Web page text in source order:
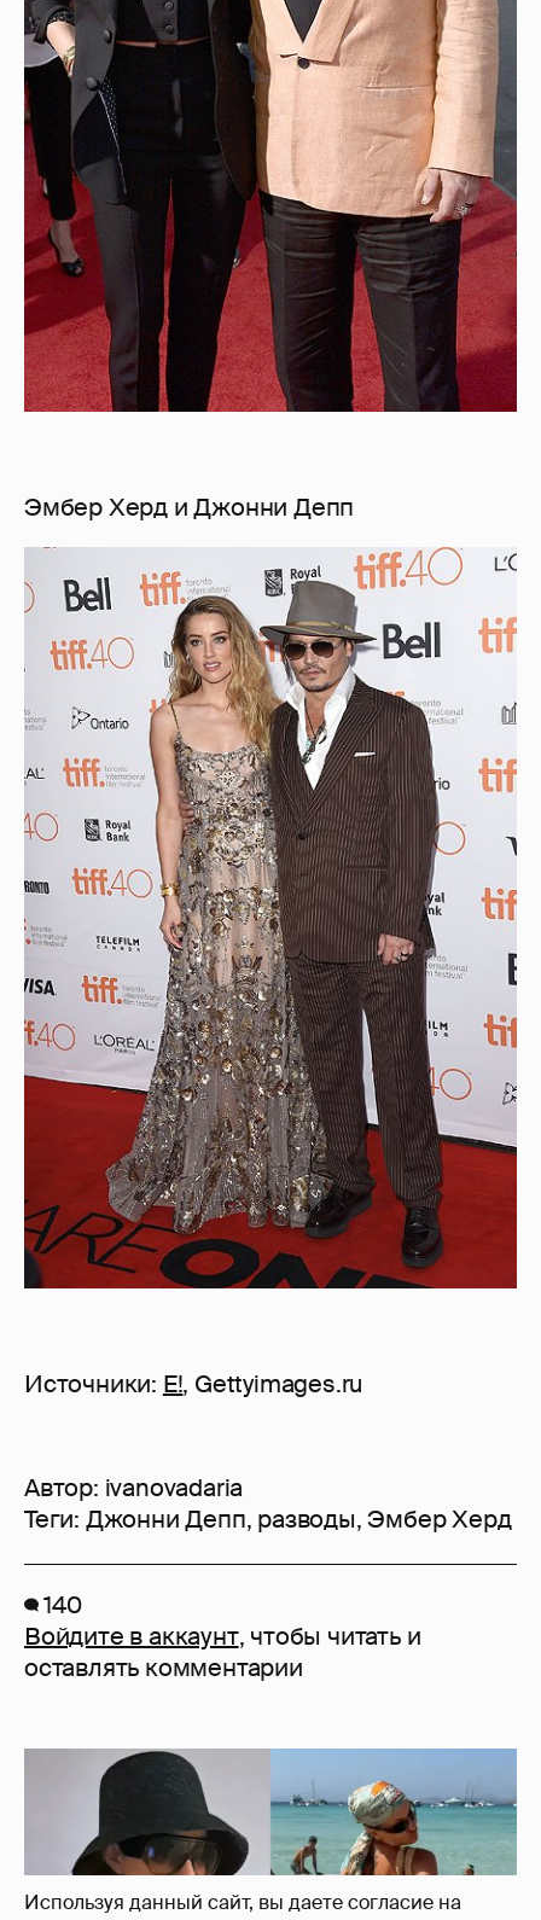
Используя данный сайт, вы даете согласие на
Эмбер Херд и Джонни Депп
Источники: E!, Gettyimages.ru
Автор: ivanovadaria
Теги: Джонни Депп, разводы,Эмбер Херд
140
Войдите в аккаунт, чтобы читать и
оставлять комментарии